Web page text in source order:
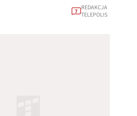
7 REDAKCJA
TELEPOLIS